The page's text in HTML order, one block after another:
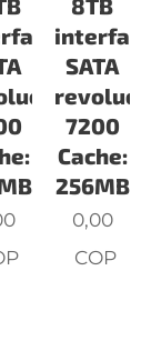
8TB
SATA
7200
Cache:
256MB
0,00
COP